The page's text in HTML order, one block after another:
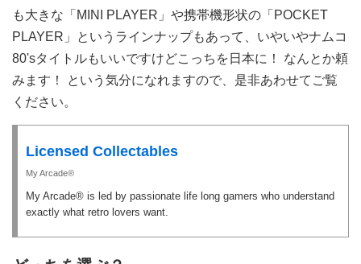
も大きな「MINI PLAYER」や携帯機形状の「POCKET
PLAYER」というラインナップもあって、いやいやナムコ
80'sタイトルもいいですけどこっちを日本に！ なんとか頼
みます！ という気分になれますので、是非あわせてご覧
ください。
Licensed Collectables
My Arcade®
My Arcade® is led by passionate life long gamers who understand
exactly what retro lovers want.